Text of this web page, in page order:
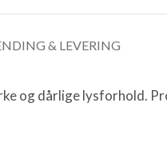
& LEVERING
og dårlige lysforhold.